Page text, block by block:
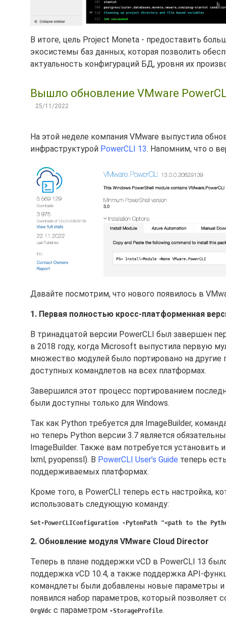
В итоге, цель Project Moneta - предоставить
экосистемы баз данных, которая позволить
актуальность конфигураций БД, уровня их
Вышло обновление VMware
25/11/2022
На этой неделе компания VMware выпустила
инфраструктурой PowerCLI 13. Напомним, что о
Давайте посмотрим, что нового появилось в
1. Первая полностью кросс-платформенная
В тринадцатой версии PowerCLI был завершен
в 2018 году, когда Microsoft выпустила первую
множество модулей было портировано на другие
доступных командлетов на всех платформах.
Завершился этот процесс портированием
были доступны только для Windows.
Так как Python требуется для ImageBuilder,
но теперь Python версии 3.7 является
ImageBuilder. Также вам потребуется
lxml, pyopenssl). В PowerCLI User’s Guide теперь
поддерживаемых платформах.
Кроме того, в PowerCLI теперь есть настройка,
использовать следующую команду:
Set-PowerCLIConfiguration -PytonPath "<path to the
2. Обновление модуля VMware Cloud Director
Теперь в плане поддержки vCD в PowerCLI 13
поддержка vCD 10.4, а также поддержка API-
командлеты были добавлены новые параметры
появился набор параметров, который
OrgVdc с параметром -StorageProfile.